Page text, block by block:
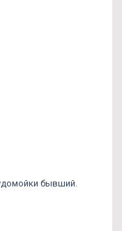
бывший.